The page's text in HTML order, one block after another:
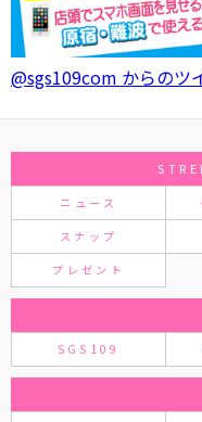
@sgs109com からのツ
ニュース
スナップ
プレゼント
SGS109